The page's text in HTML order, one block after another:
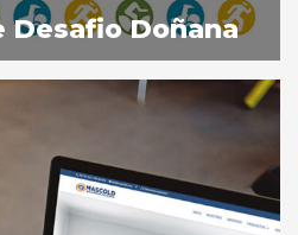
Desafio Doñana